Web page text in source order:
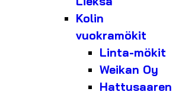
Kolin
vuokramökit
Linta-mökit
Weikan Oy
Hattusaaren